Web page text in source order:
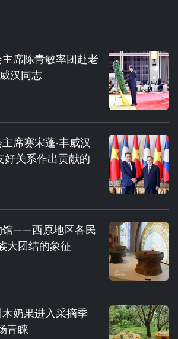
席陈青敏率团赴老
汉同志
席赛宋蓬·丰威汉
关系作出贡献的
馆——西原地区各民
大团结的象征
奶果进入采摘季
青睐